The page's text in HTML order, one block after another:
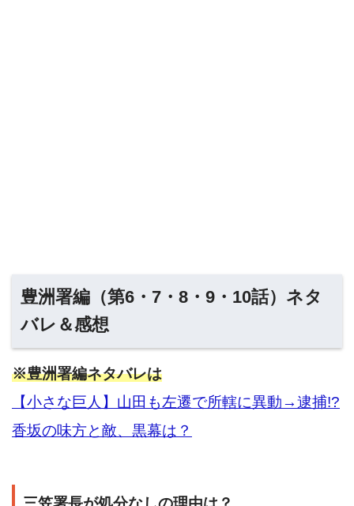
豊洲署編（第6・7・8・9・10話）ネタ
バレ＆感想
※豊洲署編ネタバレは
【小さな巨人】山田も左遷で所轄に異動→逮捕!?
香坂の味方と敵、黒幕は？